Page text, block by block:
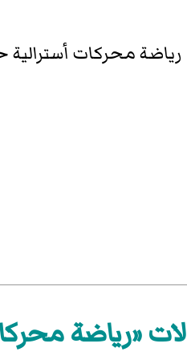
رياضة محركات
«رياضة محركات